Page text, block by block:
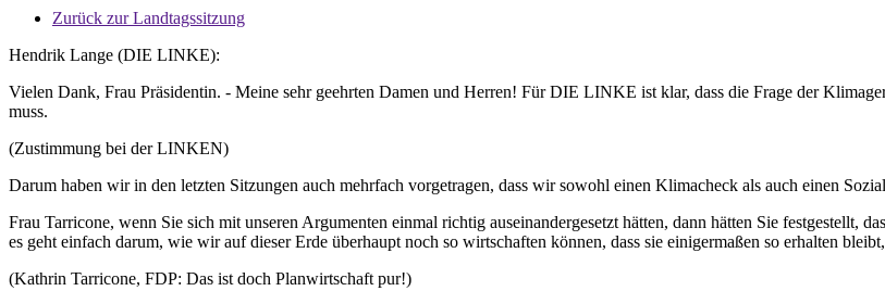
Zurück zur Landtagssitzung
Hendrik Lange (DIE LINKE):
Vielen Dank, Frau Präsidentin. - Meine sehr geehrten Damen und Herren! Für DIE LINKE ist klar, dass die Frage der
muss.
(Zustimmung bei der LINKEN)
Darum haben wir in den letzten Sitzungen auch mehrfach vorgetragen, dass wir sowohl einen Klimacheck als auch einen
Frau Tarricone, wenn Sie sich mit unseren Argumenten einmal richtig auseinandergesetzt hätten, dann hätten Sie festgestellt,
es geht einfach darum, wie wir auf dieser Erde überhaupt noch so wirtschaften können, dass sie einigermaßen so erhalten
(Kathrin Tarricone, FDP: Das ist doch Planwirtschaft pur!)